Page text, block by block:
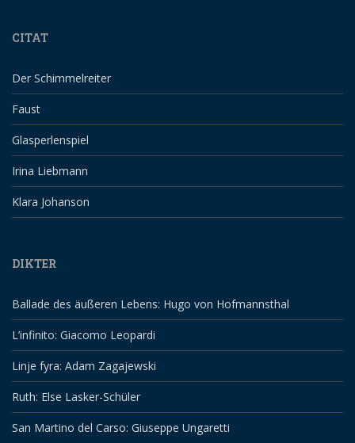
CITAT
Der Schimmelreiter
Faust
Glasperlenspiel
Irina Liebmann
Klara Johanson
DIKTER
Ballade des äußeren Lebens: Hugo von Hofmannsthal
L’infinito: Giacomo Leopardi
Linje fyra: Adam Zagajewski
Ruth: Else Lasker-Schüler
San Martino del Carso: Giuseppe Ungaretti